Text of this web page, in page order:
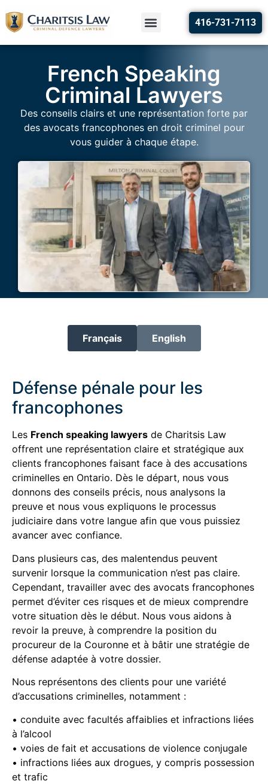
416-731-7113
French Speaking
Criminal Lawyers
Des conseils clairs et une représentation forte par
des avocats francophones en droit criminel pour
vous guider à chaque étape.
Français English
Défense pénale pour les
francophones
Les French speaking lawyers de Charitsis Law
offrent une représentation claire et stratégique aux
clients francophones faisant face à des accusations
criminelles en Ontario. Dès le départ, nous vous
donnons des conseils précis, nous analysons la
preuve et nous vous expliquons le processus
judiciaire dans votre langue afin que vous puissiez
avancer avec confiance.
Dans plusieurs cas, des malentendus peuvent
survenir lorsque la communication n’est pas claire.
Cependant, travailler avec des avocats francophones
permet d’éviter ces risques et de mieux comprendre
votre situation dès le début. Nous vous aidons à
revoir la preuve, à comprendre la position du
procureur de la Couronne et à bâtir une stratégie de
défense adaptée à votre dossier.
Nous représentons des clients pour une variété
d’accusations criminelles, notamment :
• conduite avec facultés affaiblies et infractions liées
à l’alcool
• voies de fait et accusations de violence conjugale
• infractions liées aux drogues, y compris possession
et trafic